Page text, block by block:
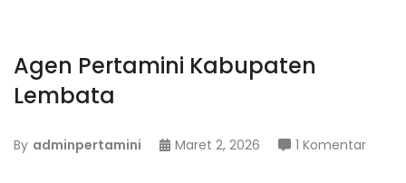
Agen Pertamini Kabupaten
Lembata
By adminpertamini Maret 2, 2026 1 Komentarpada